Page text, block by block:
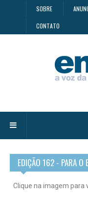
SOBRE
CONTATO
EDIÇÃO 162 - PARA O
Clique na imagem para